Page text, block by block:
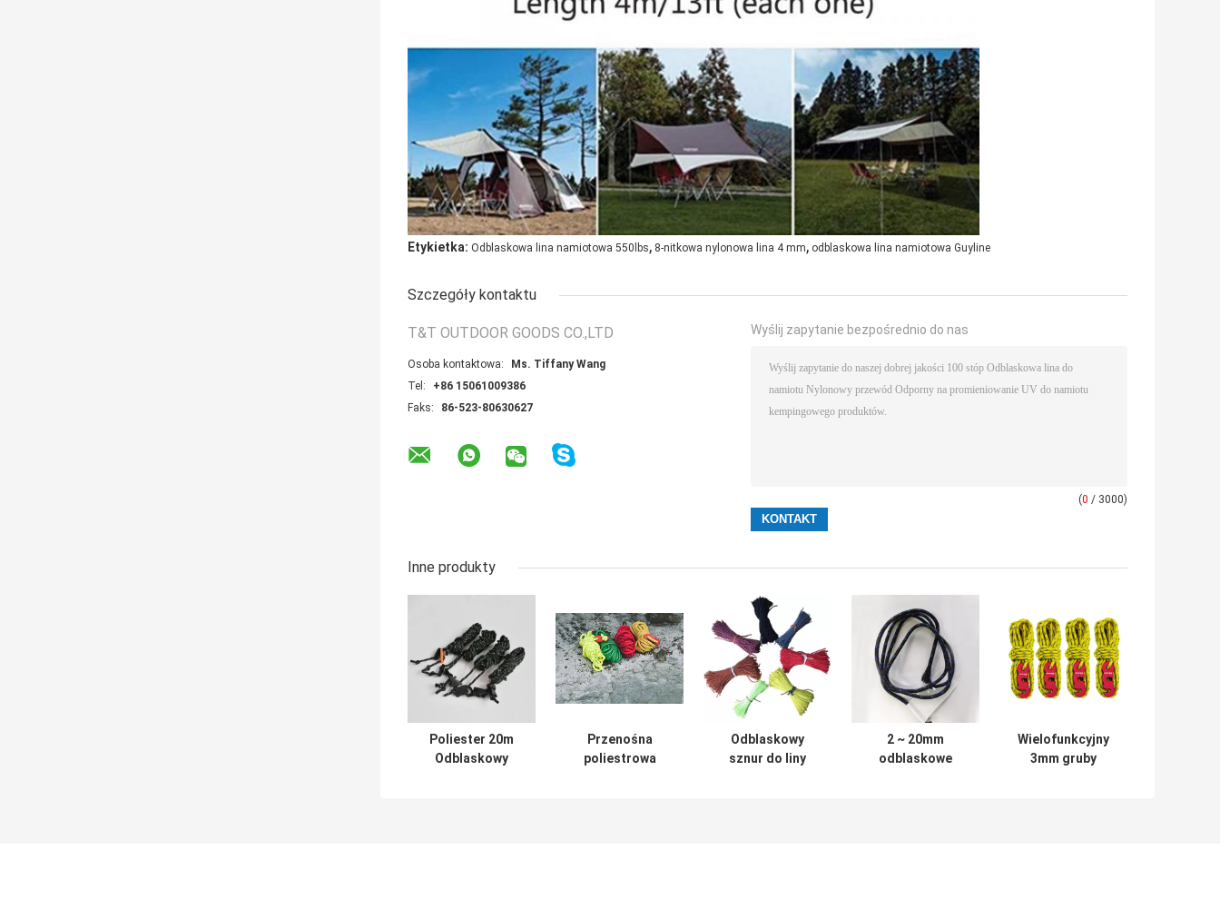
Etykietka: Odblaskowa lina namiotowa 550lbs, 8-nitkowa nylonowa lina 4 mm, odblaskowa lina namiotowa Guyline
Szczegóły kontaktu
T&T OUTDOOR GOODS CO.,LTD
Osoba kontaktowa:
Ms. Tiffany Wang
Tel:
+86 15061009386
Faks:
86-523-80630627
Wyślij zapytanie bezpośrednio do nas
(0 / 3000)
Inne produkty
Poliester 20m
Odblaskowy
Przenośna
poliestrowa
Odblaskowy
sznur do liny
2 ~ 20mm
odblaskowe
Wielofunkcyjny
3mm gruby